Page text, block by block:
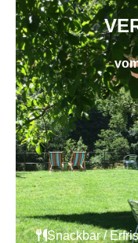
Snackbar /